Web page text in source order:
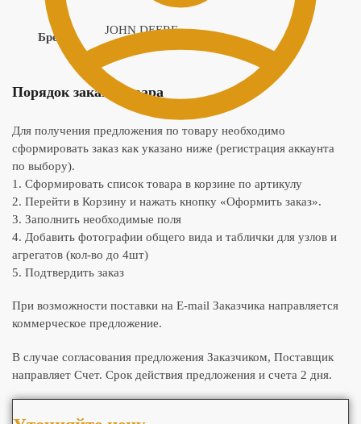
Бренд
JOHN DEERE
Порядок заказа товара
Для получения предложения по товару необходимо
сформировать заказ как указано ниже (регистрация аккаунта
по выбору).
1. Сформировать список товара в корзине по артикулу
2. Перейти в Корзину и нажать кнопку «Оформить заказ».
3. Заполнить необходимые поля
4. Добавить фотографии общего вида и таблички для узлов и
агрегатов (кол-во до 4шт)
5. Подтвердить заказ
При возможности поставки на E-mail Заказчика направляется
коммерческое предложение.
В случае согласования предложения Заказчиком, Поставщик
направляет Счет. Срок действия предложения и счета 2 дня.